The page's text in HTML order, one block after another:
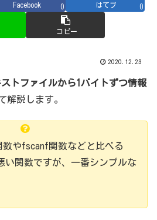
Facebook 0 はてブ 0
コピー
2020.12.23
トファイルから1バイトずつ情報
解説します。
やfscanf関数などと比べる
い関数ですが、一番シンプルな